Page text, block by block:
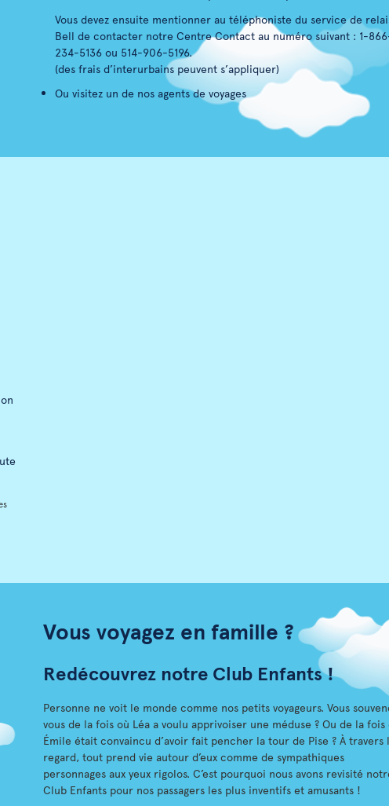
Vous devez ensuite mentionner au téléphoniste du service de
Bell de contacter notre Centre Contact au numéro suivant : 1-
234-5136 ou 514-906-5196.
(des frais d’interurbains peuvent s’appliquer)
Ou visitez un de nos agents de voyages
Vous voyagez en famille ?
Redécouvrez notre Club Enfants !
Personne ne voit le monde comme nos petits voyageurs. Vous
vous de la fois où Léa a voulu apprivoiser une méduse ? Ou de la fois
Émile était convaincu d’avoir fait pencher la tour de Pise ? À travers
regard, tout prend vie autour d’eux comme de sympathiques
personnages aux yeux rigolos. C’est pourquoi nous avons revisité
Club Enfants pour nos passagers les plus inventifs et amusants !